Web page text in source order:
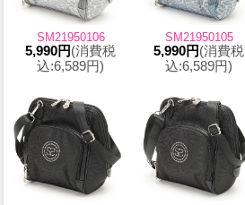
SM21950106
5,990円(消費税
込:6,589円)
SM21950105
5,990円(消費税
込:6,589円)